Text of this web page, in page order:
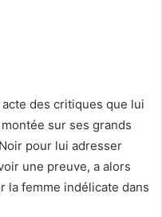
des critiques que lui
sur ses grands
pour lui adresser
une preuve, a alors
la femme indélicate dans